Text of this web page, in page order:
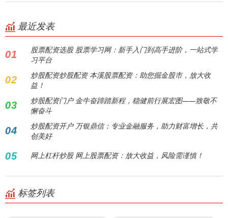
最近发表
01
股票配资选股 股票学习网：新手入门到高手进阶，一站式学
习平台
02
炒股配资炒股配资 本溪股票配资：助您掘金股市，放大收
益！
03
炒股配资门户 金牛奋蹄踏新程，稳健前行展宏图——致敬不
懈奋斗
04
炒股配资开户 万银鼎信：专业金融服务，助力财富增长，共
创美好
05 网上杠杆炒股 网上股票配资：放大收益，风险需谨慎！
标签列表